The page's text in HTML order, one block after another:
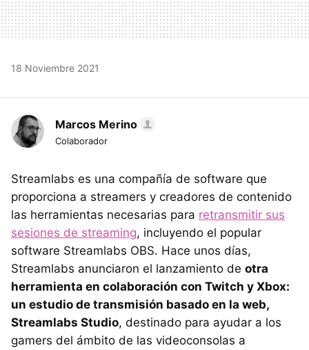
18 Noviembre 2021
Marcos Merino
Colaborador
Streamlabs es una compañía de software que
proporciona a streamers y creadores de contenido
las herramientas necesarias para retransmitir sus
sesiones de streaming, incluyendo el popular
software Streamlabs OBS. Hace unos días,
Streamlabs anunciaron el lanzamiento de otra
herramienta en colaboración con Twitch y Xbox:
un estudio de transmisión basado en la web,
Streamlabs Studio, destinado para ayudar a los
gamers del ámbito de las videoconsolas a